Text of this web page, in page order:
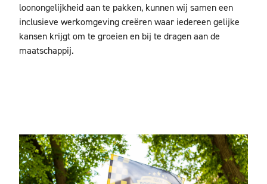
loonongelijkheid aan te pakken, kunnen wij samen een
inclusieve werkomgeving creëren waar iedereen gelijke
kansen krijgt om te groeien en bij te dragen aan de
maatschappij.